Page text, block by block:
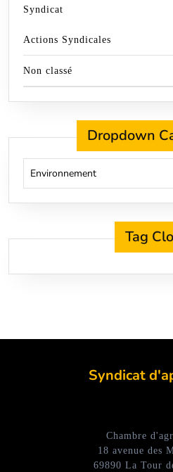
Syndicat
Actions Syndicales
Non classé
Dropdown
Tag
Syndicat
Chambre
18 avenue des
69890 La Tour